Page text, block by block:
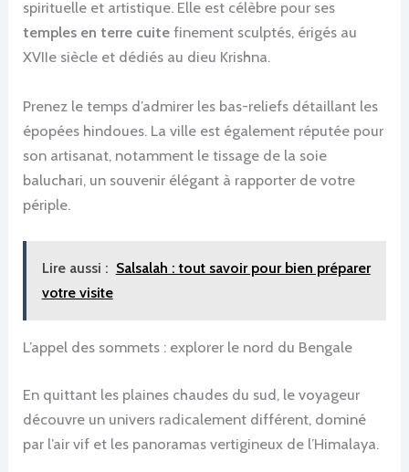
spirituelle et artistique. Elle est célèbre pour ses
temples en terre cuite finement sculptés, érigés au
XVIIe siècle et dédiés au dieu Krishna.
Prenez le temps d’admirer les bas-reliefs détaillant les
épopées hindoues. La ville est également réputée pour
son artisanat, notamment le tissage de la soie
baluchari, un souvenir élégant à rapporter de votre
périple.
Lire aussi : Salsalah : tout savoir pour bien préparer
votre visite
L’appel des sommets : explorer le nord du Bengale
En quittant les plaines chaudes du sud, le voyageur
découvre un univers radicalement différent, dominé
par l’air vif et les panoramas vertigineux de l’Himalaya.